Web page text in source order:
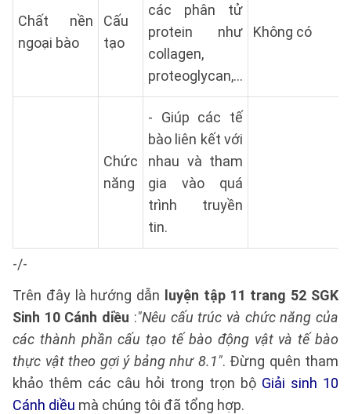
Chất nền
ngoại bào
Cấu
tạo
các phân tử
protein như
collagen,
proteoglycan,...
Không có
Chức
năng
- Giúp các tế
bào liên kết với
nhau và tham
gia vào quá
trình truyền
tin.
-/-
Trên đây là hướng dẫn luyện tập 11 trang 52 SGK
Sinh 10 Cánh diều :"Nêu cấu trúc và chức năng của
các thành phần cấu tạo tế bào động vật và tế bào
thực vật theo gợi ý bảng như 8.1". Đừng quên tham
khảo thêm các câu hỏi trong trọn bộ Giải sinh 10
Cánh diều mà chúng tôi đã tổng hợp.